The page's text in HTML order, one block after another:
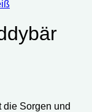
die Sorgen und